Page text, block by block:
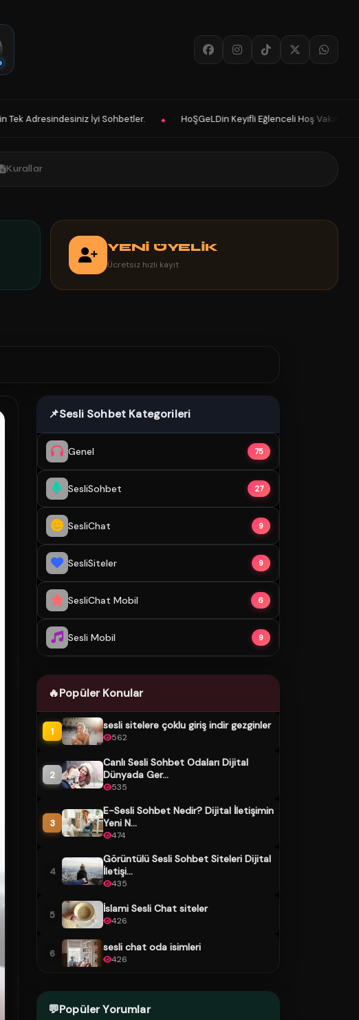
◆ HoŞGeLDin Keyifli Eğlenceli Hoş Vakitler Diler 2025 Panelimiz Hayırlı Olsun.
Kurallar
YENİ ÜYELİK
Ücretsiz hızlı kayıt
📌Sesli Sohbet Kategorileri
Genel 75
SesliSohbet 27
SesliChat 9
SesliSiteler 9
SesliChat Mobil 6
Sesli Mobil 9
🔥Popüler Konular
1 sesli sitelere çoklu giriş indir gezginler
562
2
Canlı Sesli Sohbet Odaları Dijital
Dünyada Ger...
535
3
E-Sesli Sohbet Nedir? Dijital İletişimin
Yeni N...
474
4
Görüntülü Sesli Sohbet Siteleri Dijital
İletişi...
435
5 İslami Sesli Chat siteler
426
6 sesli chat oda isimleri
426
💬Popüler Yorumlar